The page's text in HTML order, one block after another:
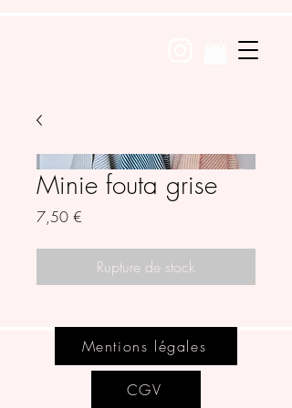
Minie fouta grise
7,50 €
Rupture de stock
Mentions légales
CGV